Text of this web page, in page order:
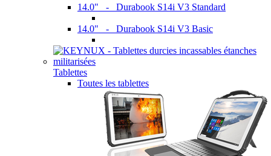
14.0" - Durabook S14i V3 Standard
14.0" - Durabook S14i V3 Basic
Tablettes
Toutes les tablettes